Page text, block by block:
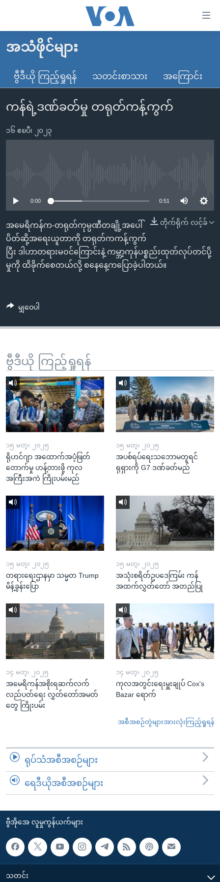
လွယ်ကူ
သည့်
များ
ပင်မ
ပင်မ
အ
ညွန်း
စာမျက်နှာ
သို့
ရန်
ရန်
သို့
ကျော်
ရန်
မူလစာမျက်နှာ
မြန်မာ
ကမ္ဘာ့သတင်းများ
နိုင်ငံတကာ
တရုတ်
ဗွီဒီယို
ရပ်ဝန်းတခု လမ်းတခု အလွန်
ရုပ်ရှင်ထဲက အင်္ဂလိပ်စာ
သုတပဒေသာ အင်္ဂလိပ်စာ
တီဗွီ
ရေဒီယို/တီဗွီအစီအစဉ်
Learning English
ဗွီအိုအေ လူမှုကွန်ယက်များ
ဘာသာစကားများ
အသံဖိုင်များ
ဗွီဒီယို ကြည့်ရှုရန် သတင်းစာသား အကြောင်း
ကန်ရဲ့ဒဏ်ခတ်မှု တရုတ်ကန့်ကွက်
၁၆ ဧၿပီ၊ ၂၀၂၃
0:00 0:51
တိုက်ရိုက် လင့်ခ်
အမေရိကန်က-တရုတ်ကုမ္ပဏီတချို့အပေါ်
ပိတ်ဆို့အရေးယူတာကို တရုတ်ကကန့်ကွက်
ပြီး ဒါဟာတရားမဝင်ကြောင်းနဲ့ ကမ္ဘာ့ကုန်ပစ္စည်းထုတ်လုပ်တင်ပို့
မှုကို ထိခိုက်စေတယ်လို့ စနေနေ့ကပြောခဲ့ပါတယ်။
မျှဝေပါ
ဗွီဒီယို ကြည့်ရှုရန်
၁၅ မတ္၊ ၂၀၂၅
ရိုဟင်ဂျာ အထောက်အပံ့ဖြတ်
တောက်မှု ဟန့်တားဖို့ ကုလ
အကြီးအကဲ ကြိုးပမ်းမည်
၁၅ မတ္၊ ၂၀၂၅
အပစ်ရပ်ရေးသဘောမတူရင်
ရုရှားကို G7 ဒဏ်ခတ်မည်
၁၅ မတ္၊ ၂၀၂၅
တရားရေးဌာနမှာ သမ္မတ Trump
မိန့်ခွန်းပြော
၁၅ မတ္၊ ၂၀၂၅
အသုံးစရိတ်ဥပဒေကြမ်း ကန်
အထက်လွှတ်တော် အတည်ပြု
၁၄ မတ္၊ ၂၀၂၅
အမေရိကန်အစိုးရဆက်လက်
လည်ပတ်ရေး လွှတ်တော်အမတ်
တွေ ကြိုးပမ်း
၁၄ မတ္၊ ၂၀၂၅
ကုလအတွင်းရေးမှူးချုပ် Cox's
Bazar ရောက်
အစီအစဉ်တွဲများအားလုံးကြည့်ရှုရန်
ရုပ်သံအစီအစဉ်များ
ရေဒီယိုအစီအစဉ်များ
ဗွီအိုအေ လူမှုကွန်ယက်များ
သတင်း